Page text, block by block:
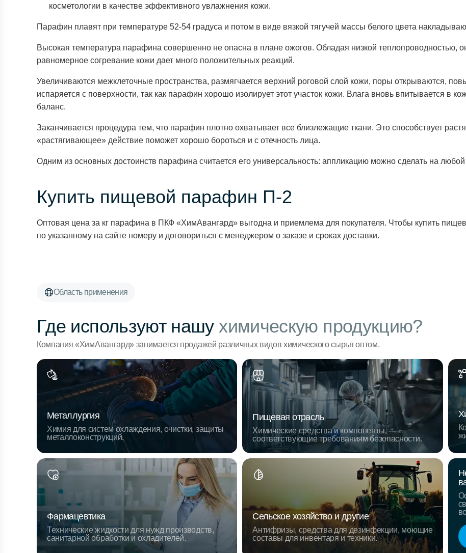
косметологии в качестве эффективного увлажнения кожи.
Парафин плавят при температуре 52-54 градуса и потом в виде вязкой тягучей массы белого цвета
Высокая температура парафина совершенно не опасна в плане ожогов. Обладая низкой теплопроводностью,
равномерное согревание кожи дает много положительных реакций.
Увеличиваются межклеточные пространства, размягчается верхний роговой слой кожи, поры открываются,
испаряется с поверхности, так как парафин хорошо изолирует этот участок кожи. Влага вновь впитывается в
баланс.
Заканчивается процедура тем, что парафин плотно охватывает все близлежащие ткани. Это способствует
«растягивающее» действие поможет хорошо бороться и с отечность лица.
Одним из основных достоинств парафина считается его универсальность: аппликацию можно сделать на любой
Купить пищевой парафин П-2
Оптовая цена за кг парафина в ПКФ «ХимАвангард» выгодна и приемлема для покупателя. Чтобы купить
по указанному на сайте номеру и договориться с менеджером о заказе и сроках доставки.
Область применения
Где используют нашухимическую продукцию?
Компания «ХимАвангард» занимается продажей различных видов химического сырья оптом.
Металлургия
Химия для систем охлаждения, очистки, защиты
металлоконструкций.
Пищевая отрасль
Химические средства и компоненты,
соответствующие требованиям безопасности.
Фармацевтика
Технические жидкости для нужд производств,
санитарной обработки и охладителей.
Сельское хозяйство и другие
Антифризы, средства для дезинфекции, моющие
составы для инвентаря и техники.